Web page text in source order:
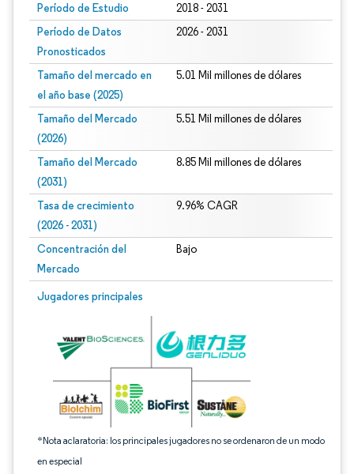
Período de Estudio 2018 - 2031
Período de Datos
Pronosticados
2026 - 2031
Tamaño del mercado en
el año base (2025)
5.01 Mil millones de dólares
Tamaño del Mercado
(2026)
5.51 Mil millones de dólares
Tamaño del Mercado
(2031)
8.85 Mil millones de dólares
Tasa de crecimiento
(2026 - 2031)
9.96% CAGR
Concentración del
Mercado
Bajo
Jugadores principales
*Nota aclaratoria: los principales jugadores no se ordenaron de un modo
en especial
Imagen © Mordor Intelligence. El uso requiere atribución según CC BY 4.0.